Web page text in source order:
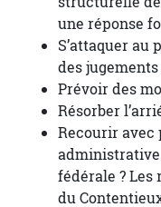
une réponse
S’attaquer au
des
Prévoir des
Résorber
Recourir avec
fédérale ? Les
du